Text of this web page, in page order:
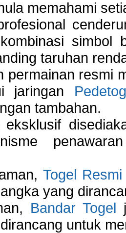
memahami
taruhan
permainan resmi
jaringan
tambahan.
eksklusif
Togel Resmi
yang
Bandar Togel
untuk